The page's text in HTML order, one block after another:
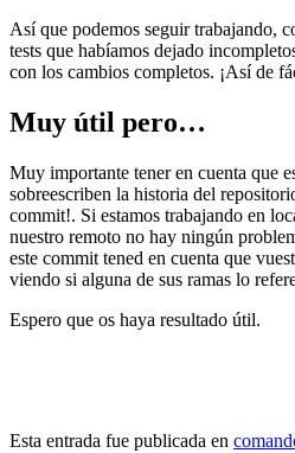
Así que podemos seguir trabajando,
tests que habíamos dejado
con los cambios completos. ¡Así de
Muy útil pero…
Muy importante tener en cuenta que
sobreescriben la historia del
commit!. Si estamos trabajando en
nuestro remoto no hay ningún
este commit tened en cuenta que
viendo si alguna de sus ramas lo
Espero que os haya resultado útil.
Esta entrada fue publicada en